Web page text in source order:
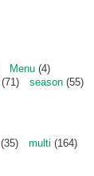
Menu (4)
(71) season (55)
(35) multi (164)